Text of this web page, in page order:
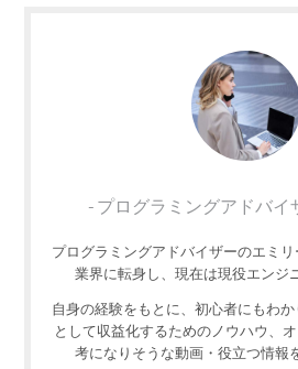
-プログラミングアドバ
プログラミングアドバイザーのエミ
業界に転身し、現在は現役エンジ
自身の経験をもとに、初心者にもわ
として収益化するためのノウハウ、
考になりそうな動画・役立つ情報